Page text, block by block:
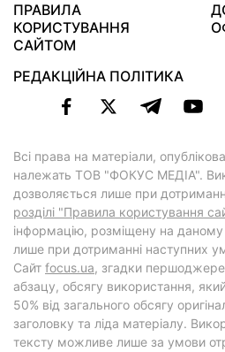
ПРАВИЛА
КОРИСТУВАННЯ
САЙТОМ
РЕДАКЦІЙНА ПОЛІТИКА
Всі права на матеріали,
належать ТОВ "ФОКУС МЕДІА".
дозволяється лише при
розділі "Правила користування
інформацію, розміщену на даному
лише при дотриманні наступних
Cайт focus.ua, згадки
абзацу, обсягу використання,
50% від загального обсягу
заголовку та ліда матеріалу.
тексту можливе лише за умови